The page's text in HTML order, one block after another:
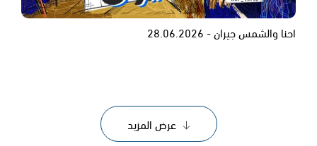
احنا والشمس جيران - 28.06.2026
عرض المزيد